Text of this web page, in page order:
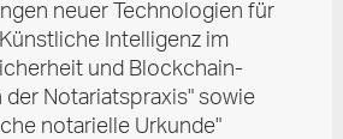
neuer Technologien für
Intelligenz im
und Blockchain-
der Notariatspraxis" sowie
notarielle Urkunde"